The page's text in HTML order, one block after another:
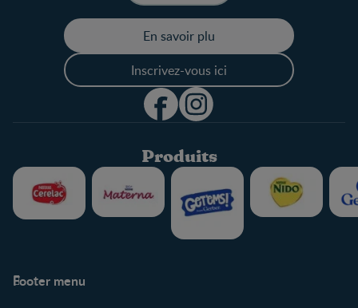
En savoir plu
Inscrivez-vous ici
Produits
Footer menu